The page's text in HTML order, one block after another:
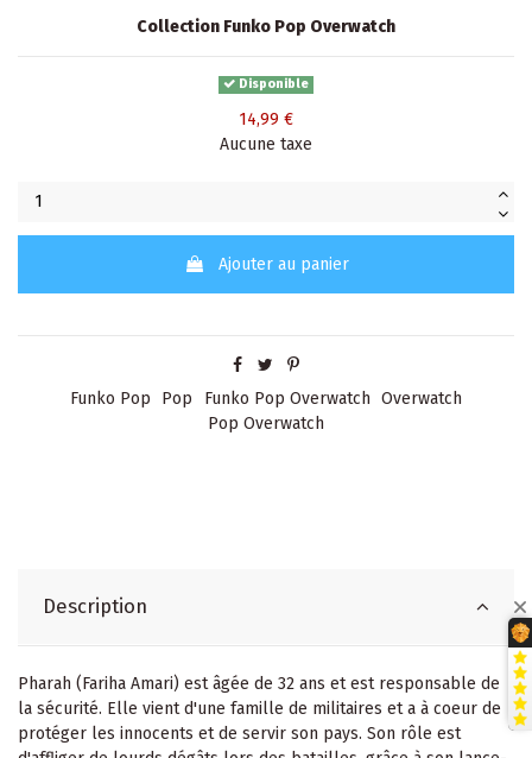
Collection Funko Pop Overwatch
Disponible
14,99 €
Aucune taxe
Ajouter au panier
Funko Pop Pop Funko Pop Overwatch
Overwatch
Pop Overwatch
Description
Pharah (Fariha Amari) est âgée de 32 ans et est responsable de
la sécurité. Elle vient d'une famille de militaires et a à coeur de
protéger les innocents et de servir son pays. Son rôle est